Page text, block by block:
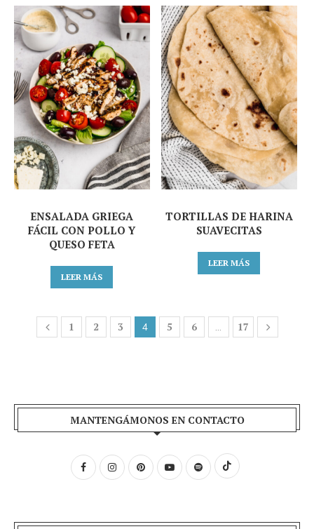
ENSALADA GRIEGA
FÁCIL CON POLLO Y
QUESO FETA
LEER MÁS
TORTILLAS DE HARINA
SUAVECITAS
LEER MÁS
1 2 3 4 5 6 … 17
MANTENGÁMONOS EN CONTACTO